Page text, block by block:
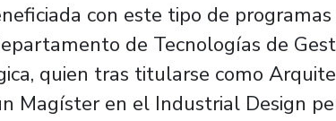
con este tipo de programas
de Tecnologías de
quien tras titularse como
Magíster en el Industrial Design